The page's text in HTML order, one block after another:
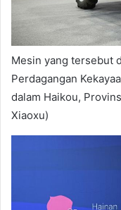
Mesin yang tersebut
Perdagangan
dalam Haikou,
Xiaoxu)